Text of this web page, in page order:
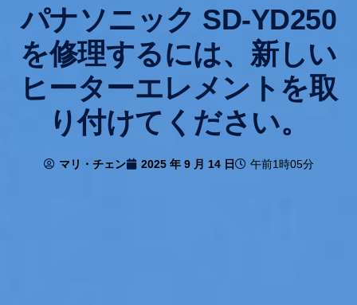
パナソニック SD-YD250
を修理するには、新しい
ヒーターエレメントを取
り付けてください。
マリ・チェン 2025 年 9 月 14 日 午前1時05分